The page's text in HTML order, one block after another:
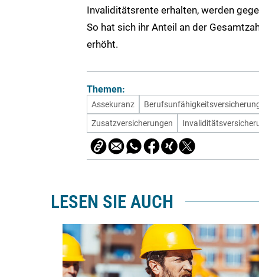
Invaliditätsrente erhalten, werden
So hat sich ihr Anteil an der
erhöht.
Themen:
Assekuranz
Zusatzversicherungen
LESEN SIE AUCH